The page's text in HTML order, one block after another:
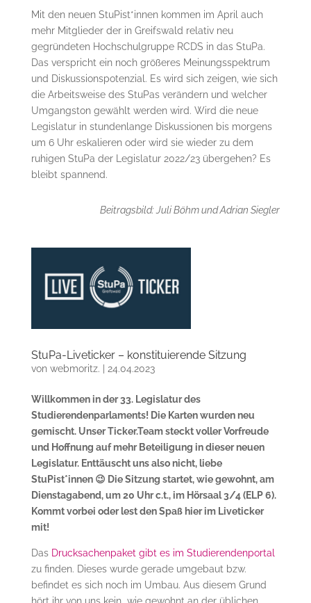
Mit den neuen StuPist*innen kommen im April auch
mehr Mitglieder der in Greifswald relativ neu
gegründeten Hochschulgruppe RCDS in das StuPa.
Das verspricht ein noch größeres Meinungsspektrum
und Diskussionspotenzial. Es wird sich zeigen, wie sich
die Arbeitsweise des StuPas verändern und welcher
Umgangston gewählt werden wird. Wird die neue
Legislatur in stundenlange Diskussionen bis morgens
um 6 Uhr eskalieren oder wird sie wieder zu dem
ruhigen StuPa der Legislatur 2022/23 übergehen? Es
bleibt spannend.
Beitragsbild: Juli Böhm und Adrian Siegler
StuPa-Liveticker – konstituierende Sitzung
von webmoritz. 24.04.2023
Willkommen in der 33. Legislatur des
Studierendenparlaments! Die Karten wurden neu
gemischt. Unser Ticker.Team steckt voller Vorfreude
und Hoffnung auf mehr Beteiligung in dieser neuen
Legislatur. Enttäuscht uns also nicht, liebe
StuPist*innen 😉 Die Sitzung startet, wie gewohnt, am
Dienstagabend, um 20 Uhr c.t., im Hörsaal 3/4 (ELP 6).
Kommt vorbei oder lest den Spaß hier im Liveticker
mit!
Das Drucksachenpaket gibt es im Studierendenportal
zu finden. Dieses wurde gerade umgebaut bzw.
befindet es sich noch im Umbau. Aus diesem Grund